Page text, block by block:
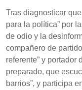
Tras diagnosticar
para la política” por
de odio y la
compañero de
referente” y portador
preparado, que
barrios”, y participa